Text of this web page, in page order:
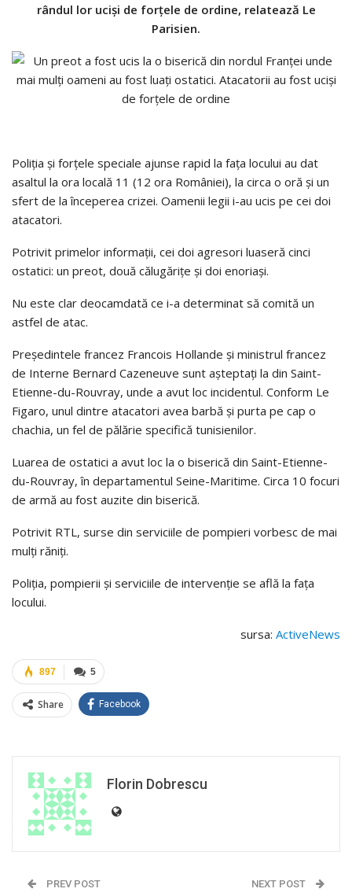
rândul lor uciși de forțele de ordine, relatează Le
Parisien.
Poliția și forțele speciale ajunse rapid la fața locului au dat
asaltul la ora locală 11 (12 ora României), la circa o oră și un
sfert de la începerea crizei. Oamenii legii i-au ucis pe cei doi
atacatori.
Potrivit primelor informații, cei doi agresori luaseră cinci
ostatici: un preot, două călugărițe și doi enoriași.
Nu este clar deocamdată ce i-a determinat să comită un
astfel de atac.
Președintele francez Francois Hollande și ministrul francez
de Interne Bernard Cazeneuve sunt așteptați la din Saint-
Etienne-du-Rouvray, unde a avut loc incidentul. Conform Le
Figaro, unul dintre atacatori avea barbă și purta pe cap o
chachia, un fel de pălărie specifică tunisienilor.
Luarea de ostatici a avut loc la o biserică din Saint-Etienne-
du-Rouvray, în departamentul Seine-Maritime. Circa 10 focuri
de armă au fost auzite din biserică.
Potrivit RTL, surse din serviciile de pompieri vorbesc de mai
mulți răniți.
Poliția, pompierii și serviciile de intervenție se află la fața
locului.
sursa: ActiveNews
5
897
Share Facebook
Florin Dobrescu
PREV POST NEXT POST